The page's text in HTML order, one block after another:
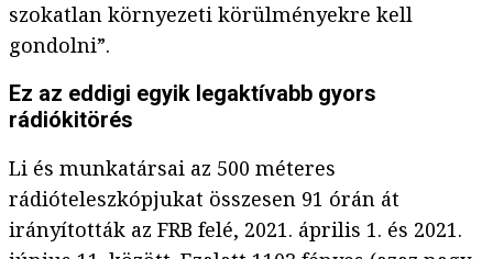
szokatlan környezeti körülményekre kell
gondolni”.
Ez az eddigi egyik legaktívabb gyors
rádiókitörés
Li és munkatársai az 500 méteres
rádióteleszkópjukat összesen 91 órán át
irányították az FRB felé, 2021. április 1. és 2021.